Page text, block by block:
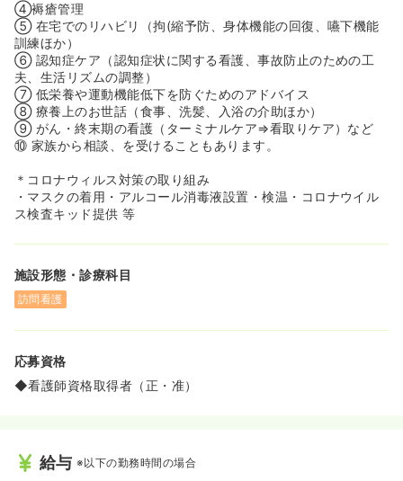
④褥瘡管理
⑤ 在宅でのリハビリ（拘(縮予防、身体機能の回復、嚥下機能
訓練ほか）
⑥ 認知症ケア（認知症状に関する看護、事故防止のための工
夫、生活リズムの調整）
⑦ 低栄養や運動機能低下を防ぐためのアドバイス
⑧ 療養上のお世話（食事、洗髪、入浴の介助ほか）
⑨ がん・終末期の看護（ターミナルケア⇒看取りケア）など
⑩ 家族から相談、を受けることもあります。
＊コロナウィルス対策の取り組み
・マスクの着用・アルコール消毒液設置・検温・コロナウイル
ス検査キッド提供 等
施設形態・診療科目
訪問看護
応募資格
◆看護師資格取得者（正・准）
給与 ※以下の勤務時間の場合